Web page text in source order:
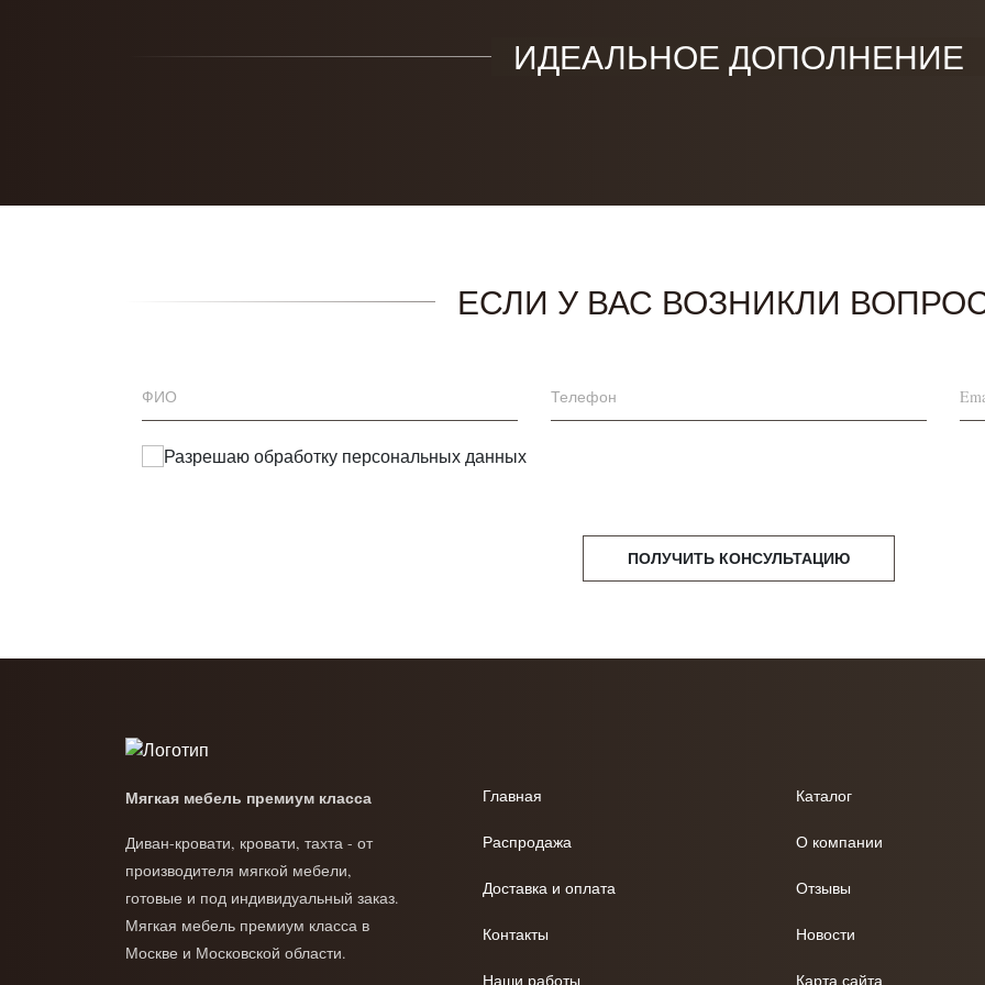
ИДЕАЛЬНОЕ ДОПОЛНЕНИЕ
ЕСЛИ У ВАС ВОЗНИКЛИ
Разрешаю обработку персональных данных
ПОЛУЧИТЬ КОНСУЛЬТАЦИЮ
Мягкая мебель премиум класса
Диван-кровати, кровати, тахта - от
производителя мягкой мебели,
готовые и под индивидуальный заказ.
Мягкая мебель премиум класса в
Москве и Московской области.
Главная
Распродажа
Доставка и оплата
Контакты
Наши работы
Каталог
О компании
Отзывы
Новости
Карта сайта